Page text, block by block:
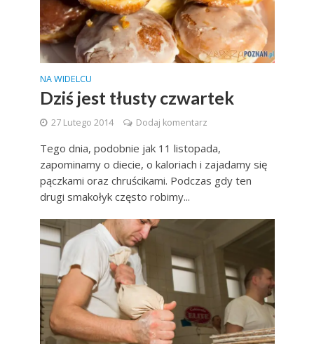
NA WIDELCU
Dziś jest tłusty czwartek
27 Lutego 2014 Dodaj komentarz
Tego dnia, podobnie jak 11 listopada,
zapominamy o diecie, o kaloriach i zajadamy się
pączkami oraz chruścikami. Podczas gdy ten
drugi smakołyk często robimy...